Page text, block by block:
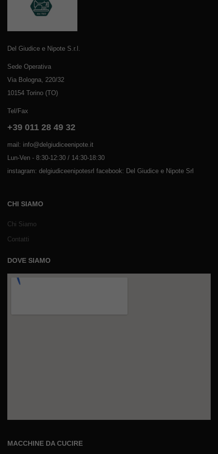
Del Giudice e Nipote S.r.l.
Sede Operativa
Via Bologna, 220/32
10154 Torino (TO)
Tel/Fax
+39 011 28 49 32
mail: info@delgiudiceenipote.it
Lun-Ven - 8:30-12:30 / 14:30-18:30
instagram: delgiudiceenipotesrl facebook: Del Giudice e Nipote Srl
CHI SIAMO
Chi Siamo
Contatti
DOVE SIAMO
MACCHINE DA CUCIRE